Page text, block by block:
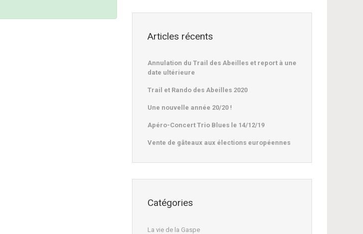
Articles récents
Annulation du Trail des Abeilles et report à une
date ultérieure
Trail et Rando des Abeilles 2020
Une nouvelle année 20/20 !
Apéro-Concert Trio Blues le 14/12/19
Vente de gâteaux aux élections européennes
Catégories
La vie de la Gaspe